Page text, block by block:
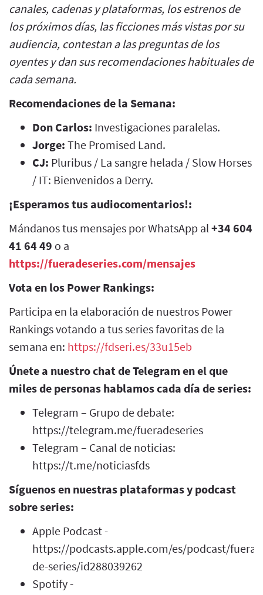
canales, cadenas y plataformas, los estrenos de
los próximos días, las ficciones más vistas por su
audiencia, contestan a las preguntas de los
oyentes y dan sus recomendaciones habituales de
cada semana.
Recomendaciones de la Semana:
Don Carlos: Investigaciones paralelas.
Jorge: The Promised Land.
CJ: Pluribus / La sangre helada / Slow Horses
/ IT: Bienvenidos a Derry.
¡Esperamos tus audiocomentarios!:
Mándanos tus mensajes por WhatsApp al +34 604
41 64 49 o a
https://fueradeseries.com/mensajes
Vota en los Power Rankings:
Participa en la elaboración de nuestros Power
Rankings votando a tus series favoritas de la
semana en: ⁠⁠⁠⁠⁠⁠⁠⁠⁠⁠⁠⁠⁠⁠⁠⁠⁠⁠⁠⁠⁠⁠https://fdseri.es/33u15eb⁠⁠⁠⁠⁠⁠⁠⁠⁠⁠⁠⁠⁠⁠⁠⁠⁠⁠⁠⁠⁠⁠
Únete a nuestro chat de Telegram en el que
miles de personas hablamos cada día de series:
Telegram – Grupo de debate:
https://telegram.me/fueradeseries
Telegram – Canal de noticias:
https://t.me/noticiasfds
Síguenos en nuestras plataformas y podcast
sobre series:
Apple Podcast -
https://podcasts.apple.com/es/podcast/fuera-
de-series/id288039262
Spotify -